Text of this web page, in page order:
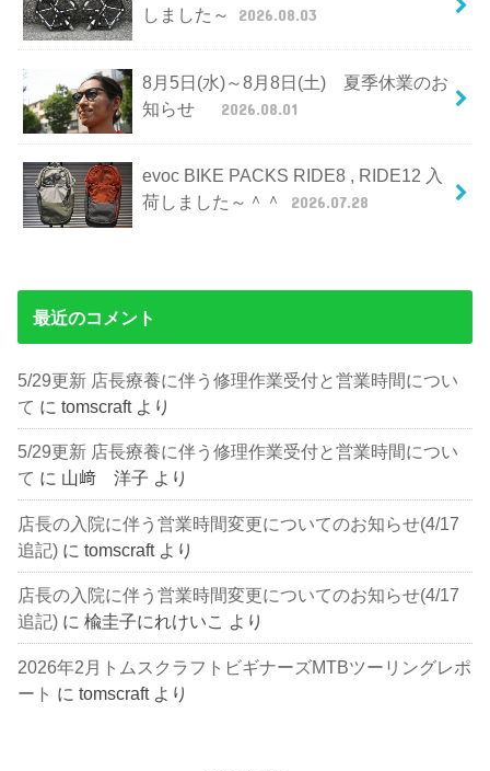
しました～
2026.08.03
8月5日(水)～8月8日(土) 夏季休業のお
知らせ
2026.08.01
evoc BIKE PACKS RIDE8 , RIDE12 入
荷しました～＾＾
2026.07.28
最近のコメント
5/29更新 店長療養に伴う修理作業受付と営業時間につい
て にtomscraftより
5/29更新 店長療養に伴う修理作業受付と営業時間につい
て に 山﨑 洋子 より
店長の入院に伴う営業時間変更についてのお知らせ(4/17
追記) にtomscraftより
店長の入院に伴う営業時間変更についてのお知らせ(4/17
追記) に楡圭子にれけいこ より
2026年2月トムスクラフトビギナーズMTBツーリングレポ
ート にtomscraftより